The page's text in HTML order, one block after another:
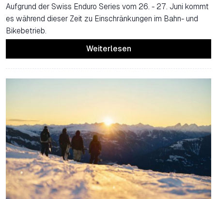
Aufgrund der Swiss Enduro Series vom 26. - 27. Juni kommt
es während dieser Zeit zu Einschränkungen im Bahn- und
Bikebetrieb.
Weiterlesen